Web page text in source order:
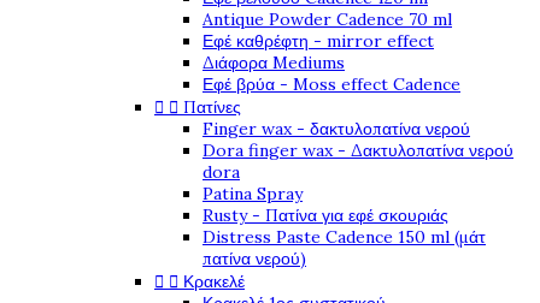
Antique Powder Cadence 70 ml
Εφέ καθρέφτη - mirror effect
Διάφορα Mediums
Εφέ βρύα - Moss effect Cadence
  Πατίνες
Finger wax - δακτυλοπατίνα νερού
Dora finger wax - Δακτυλοπατίνα νερού
dora
Patina Spray
Rusty - Πατίνα για εφέ σκουριάς
Distress Paste Cadence 150 ml (μάτ
πατίνα νερού)
  Κρακελέ